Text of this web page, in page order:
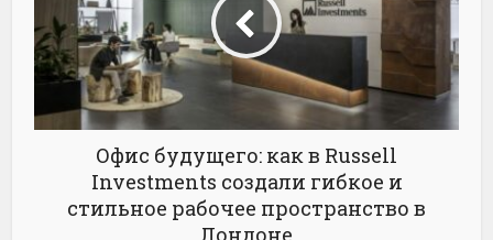
Офис будущего: как в Russell
Investments создали гибкое и
стильное рабочее пространство в